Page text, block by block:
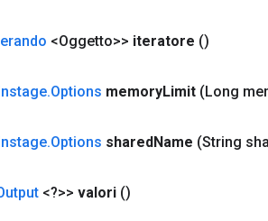
<Oggetto>> iteratore ()
.Options memoryLimit (Long
.Options sharedName (String
<?>> valori ()